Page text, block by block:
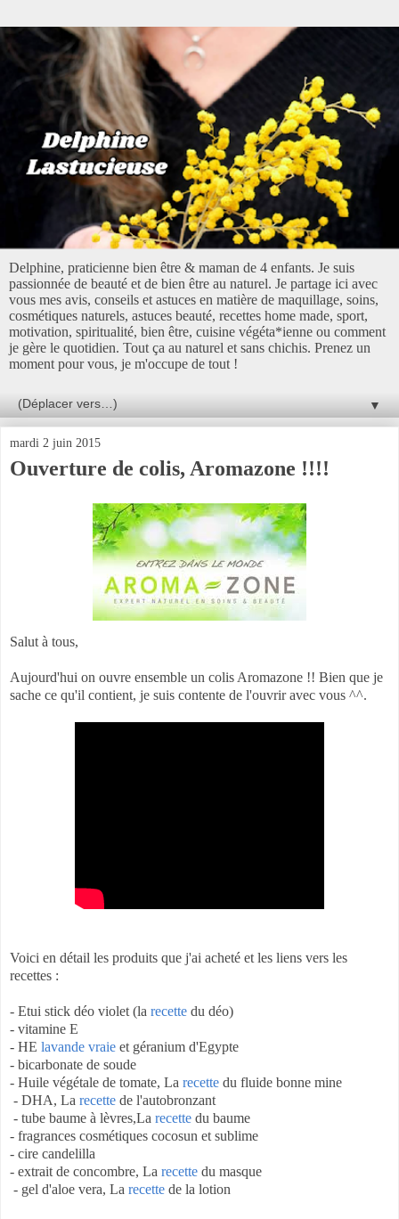
Delphine, praticienne bien être & maman de 4 enfants. Je suis
passionnée de beauté et de bien être au naturel. Je partage ici avec
vous mes avis, conseils et astuces en matière de maquillage, soins,
cosmétiques naturels, astuces beauté, recettes home made, sport,
motivation, spiritualité, bien être, cuisine végéta*ienne ou comment
je gère le quotidien. Tout ça au naturel et sans chichis. Prenez un
moment pour vous, je m'occupe de tout !
▼
mardi 2 juin 2015
Ouverture de colis, Aromazone !!!!
Salut à tous,
Aujourd'hui on ouvre ensemble un colis Aromazone !! Bien que je
sache ce qu'il contient, je suis contente de l'ouvrir avec vous ^^.
Voici en détail les produits que j'ai acheté et les liens vers les
recettes :
- Etui stick déo violet (la recette du déo)
- vitamine E
- HE lavande vraie et géranium d'Egypte
- bicarbonate de soude
- Huile végétale de tomate, La recette du fluide bonne mine
- DHA, La recette de l'autobronzant
- tube baume à lèvres,La recette du baume
- fragrances cosmétiques cocosun et sublime
- cire candelilla
- extrait de concombre, La recette du masque
- gel d'aloe vera, La recette de la lotion